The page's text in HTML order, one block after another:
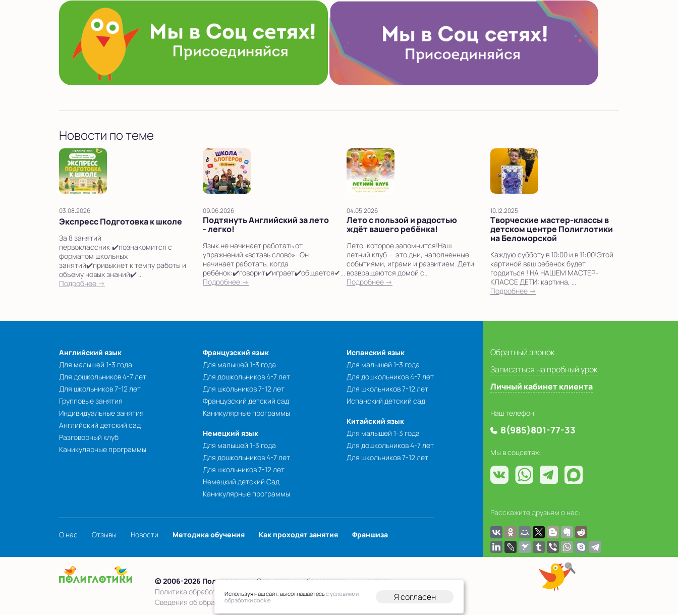
Новости по теме
03.08.2026
Экспресс Подготовка к школе
За 8 занятий
первоклассник:✔️познакомится с
форматом школьных
занятий✔️привыкнет к темпу работы и
объему новых знаний✔️ ...
Подробнее →
09.06.2026
Подтянуть Английский за лето
- легко!
Язык не начинает работать от
упражнений «вставь слово» -Он
начинает работать, когда
ребёнок:✔️говорит✔️играет✔️общается✔...
Подробнее →
04.05.2026
Лето с пользой и радостью
ждёт вашего ребёнка!
Лето, которое запомнится!Наш
летний клуб — это дни, наполненные
событиями, играми и развитием. Дети
возвращаются домой с...
Подробнее →
10.12.2025
Творческие мастер-классы в
детском центре Полиглотики
на Беломорской
Каждую субботу в 10:00 и в 11:00!Этой
картиной ваш ребенок будет
гордиться ! НА НАШЕМ МАСТЕР-
КЛАССЕ ДЕТИ: картина, ...
Подробнее →
Английский язык
Для малышей 1-3 года
Для дошкольников 4-7 лет
Для школьников 7-12 лет
Групповые занятия
Индивидуальные занятия
Английский детский сад
Разговорный клуб
Каникулярные программы
Французский язык
Для малышей 1-3 года
Для дошкольников 4-7 лет
Для школьников 7-12 лет
Французский детский сад
Каникулярные программы
Немецкий язык
Для малышей 1-3 года
Для дошкольников 4-7 лет
Для школьников 7-12 лет
Немецкий детский Сад
Каникулярные программы
Испанский язык
Для малышей 1-3 года
Для дошкольников 4-7 лет
Для школьников 7-12 лет
Испанский детский сад
Китайский язык
Для малышей 1-3 года
Для дошкольников 4-7 лет
Для школьников 7-12 лет
О нас Отзывы Новости Методика обучения Как проходят занятия Франшиза
Обратный звонок
Записаться на пробный урок
Личный кабинет клиента
Наш телефон:
8(985)801-77-33
Мы в соцсетях:
Расскажите друзьям о нас:
© 2006-2026 Полиглотики- Сеть детских образовательных центров.
Политика обработки персональных данных
Публичная оферта
Сведения об образовательной организации
Используя наш сайт, вы соглашаетесьс условиями
обработки cookie
Я согласен